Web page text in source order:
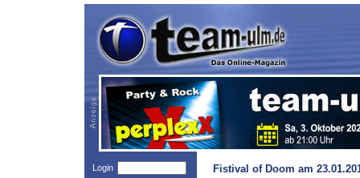
Login
Fistival of Doom am